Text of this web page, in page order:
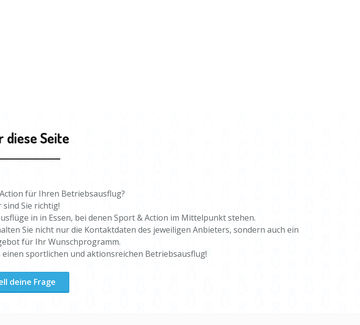
diese Seite
für Ihren Betriebsausflug?
sind Sie richtig!
in in Essen, bei denen Sport & Action im Mittelpunkt stehen.
Sie nicht nur die Kontaktdaten des jeweiligen Anbieters, sondern auch ein
für Ihr Wunschprogramm.
sportlichen und aktionsreichen Betriebsausflug!
deine Frage